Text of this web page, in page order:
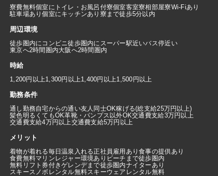
寮費無料個室にトイレ・お風呂付寮個室客室寮相部屋寮Wi-Fiあり
駐車場あり個室にキッチンあり 寮まで徒歩5分以内
周辺環境
徒歩圏内にコンビニ徒歩圏内にスーパー駅近いバス停近い
東京へ2時間圏内大阪へ2時間圏内
時給
1,200円以上1,300円以上1,400円以上1,500円以上
勤務条件
通し勤務自宅からの通い友人同士OK稼げる(総支給25万円以上)
髪色明るくてもOK革靴・パンプス以外OK交通費支給3万円以上
交通費支給4万円以上交通費支給5万円以上
メリット
着物が着れる毎日温泉入れる正社員雇用あり食事の提供あり
食費無料マリンレジャー環境あり ビーチまで徒歩圏内
無料リフト券付きゲレンデまで徒歩圏内ナイターあり
スキースノボレンタル無料スキーウェアレンタル無料